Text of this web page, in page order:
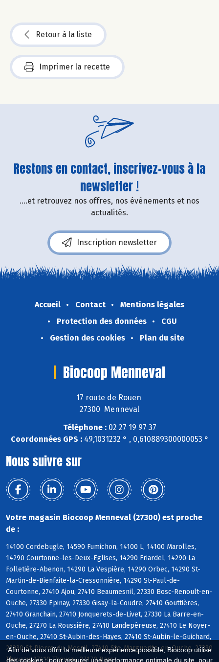
Afin de vous offrir la meilleure expérience possible, Biocoop utilise
des cookies : pour assurer une performance optimale du site, pour
Retour à la liste
Imprimer la recette
Restons en contact, inscrivez-vous à la
newsletter !
....et retrouvez nos offres, nos événements et nos
actualités.
Inscription newsletter
Accueil Contact
Mentions légales
Protection des données
CGU
Gestion des cookies
Plan du site
Biocoop Menneval
17 route de Rouen
27300 Menneval
Téléphone :02 27 19 97 37
Coordonnées GPS :49,1031232 ° , 0,610889300000053 °
Nous suivre sur
Votre magasin Biocoop Menneval (27300) est proche
de :
14100 Cordebugle, 14590 Fumichon, 14100 L, 14100 Marolles,
14290 Courtonne-les-Deux-Eglises, 14290 Friardel, 14290 La
Folletière-Abenon, 14290 La Vespière, 14290 Orbec, 14290 St-
Martin-de-Bienfaite-la-Cressonnière, 14290 St-Paul-de-
Courtonne, 27410 Ajou, 27410 Beaumesnil, 27330 Bosc-Renoult-en-
Ouche, 27330 Epinay, 27330 Gisay-la-Coudre, 27410 Gouttières,
27410 Granchain, 27410 Jonquerets-de-Livet, 27330 La Barre-en-
Ouche, 27270 La Roussière, 27410 Landepéreuse, 27410 Le Noyer-
en-Ouche, 27410 St-Aubin-des-Hayes, 27410 St-Aubin-le-Guichard,
27330 St-Pierre-du-Mesnil, 27410 Ste-Marguerite-en-Ouche, 27330
Thevray, 27410 Thevray, 27170 Barc